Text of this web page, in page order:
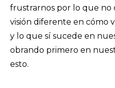
frustrarnos por lo que no
visión diferente en cómo
y lo que sí sucede en
obrando primero en
esto.